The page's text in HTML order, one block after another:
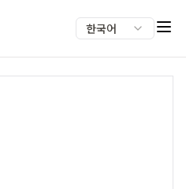
한국어